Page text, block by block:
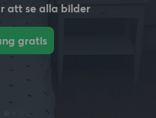
att se alla bilder
gratis